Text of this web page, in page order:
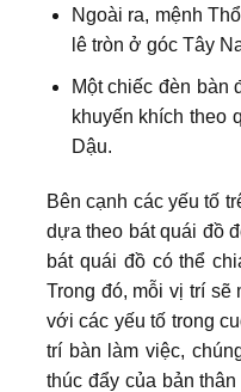
Ngoài ra, mệnh
lê tròn ở góc Tây
Một chiếc đèn
khuyến khích theo
Dậu.
Bên cạnh các yếu tố
dựa theo bát quái đồ
bát quái đồ có thể
Trong đó, mỗi vị trí
với các yếu tố trong
trí bàn làm việc,
thúc đẩy của bản